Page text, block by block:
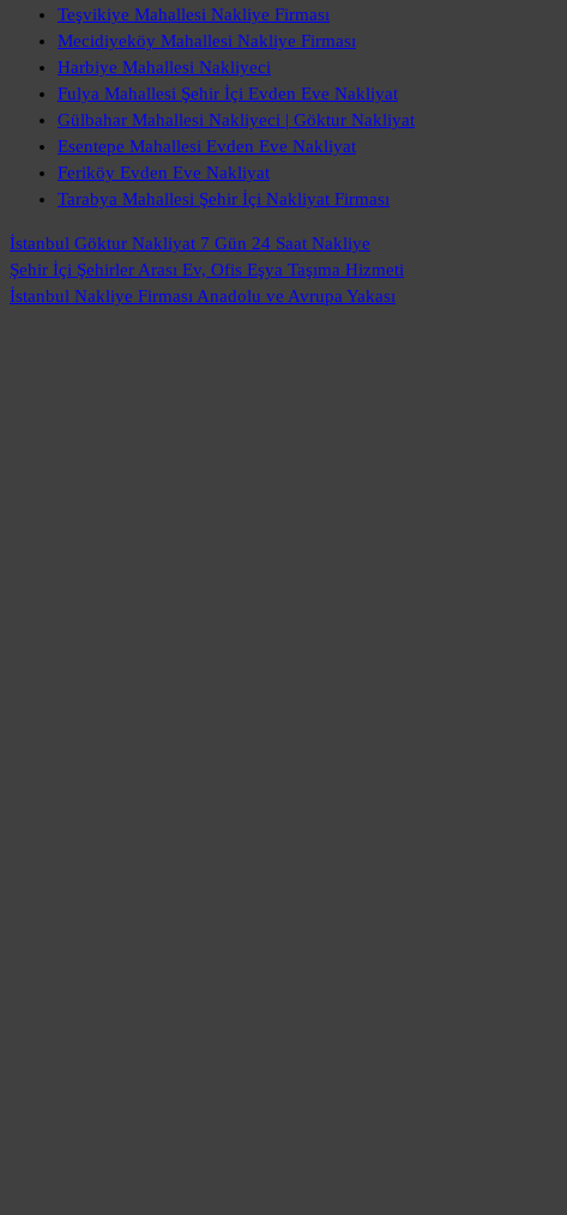
Teşvikiye Mahallesi Nakliye Firması
Mecidiyeköy Mahallesi Nakliye Firması
Harbiye Mahallesi Nakliyeci
Fulya Mahallesi Şehir İçi Evden Eve Nakliyat
Gülbahar Mahallesi Nakliyeci | Göktur Nakliyat
Esentepe Mahallesi Evden Eve Nakliyat
Feriköy Evden Eve Nakliyat
Tarabya Mahallesi Şehir İçi Nakliyat Firması
İstanbul Göktur Nakliyat 7 Gün 24 Saat Nakliye
Şehir İçi Şehirler Arası Ev, Ofis Eşya Taşıma Hizmeti
İstanbul Nakliye Firması Anadolu ve Avrupa Yakası